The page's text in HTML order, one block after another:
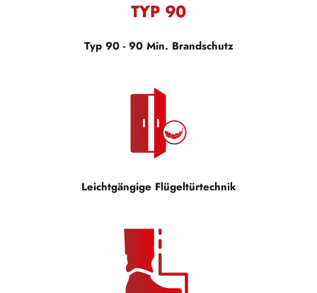
Typ 90 - 90 Min. Brandschutz
Leichtgängige Flügeltürtechnik